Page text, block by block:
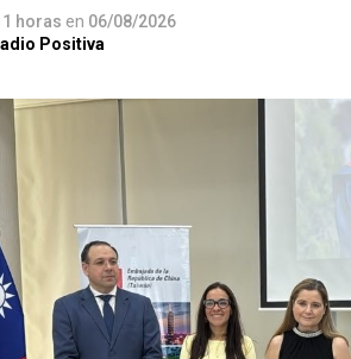
horas en 06/08/2026
Positiva